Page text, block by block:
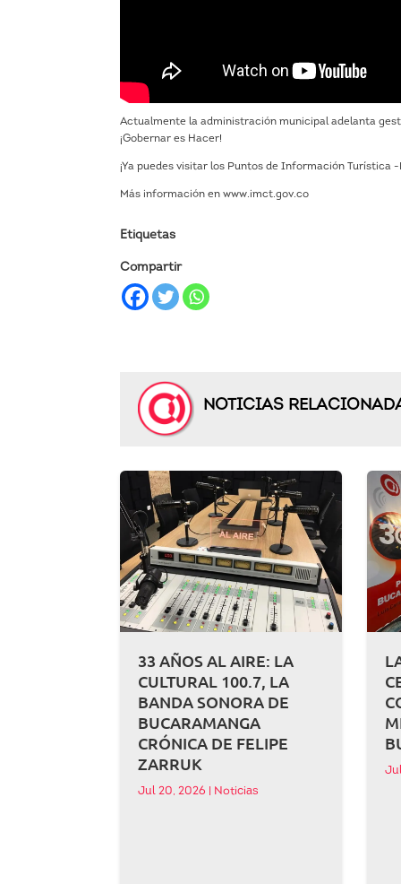
Actualmente la administración municipal adelanta
¡Gobernar es Hacer!
¡Ya puedes visitar los Puntos de Información Turística
Más información en www.imct.gov.co
Etiquetas
Compartir
NOTICIAS
33 AÑOS AL AIRE: LA
CULTURAL 100.7, LA
BANDA SONORA DE
BUCARAMANGA
CRÓNICA DE FELIPE
ZARRUK
Jul 20, 2026 Noticias